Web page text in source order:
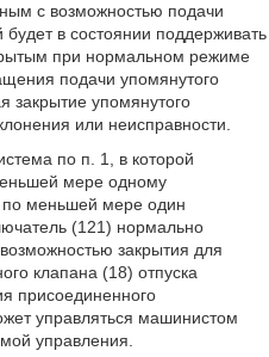
с возможностью подачи
в состоянии поддерживать
при нормальном режиме
подачи упомянутого
закрытие упомянутого
или неисправности.
по п. 1, в которой
мере одному
меньшей мере один
(121) нормально
закрытия для
клапана (18) отпуска
присоединенного
управляться машинистом
управления.